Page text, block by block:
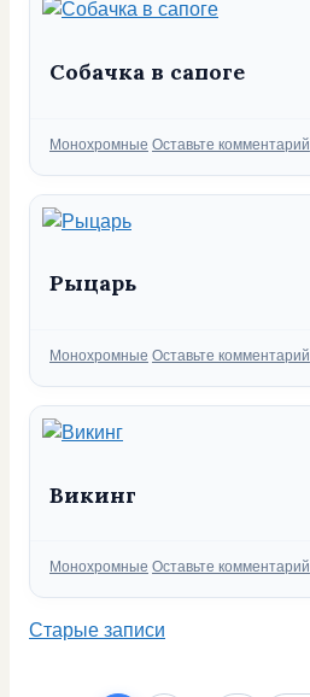
Собачка в сапоге
Рубрики
Монохромные Оставьте комментарий
Рыцарь
Рубрики
Монохромные Оставьте комментарий
Викинг
Рубрики
Монохромные Оставьте комментарий
Старые записи